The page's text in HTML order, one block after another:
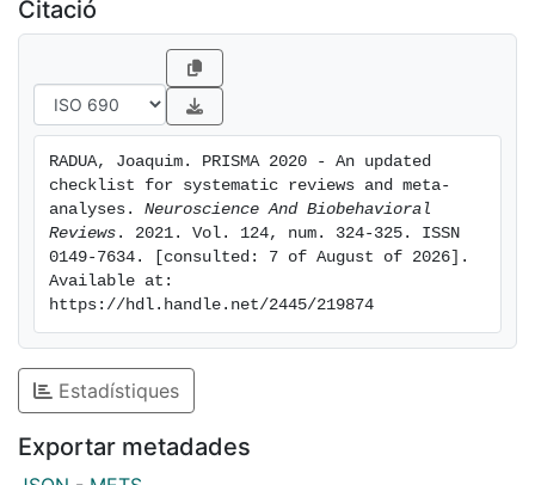
Citació
RADUA, Joaquim. PRISMA 2020 - An updated
checklist for systematic reviews and meta-
analyses. Neuroscience And Biobehavioral
Reviews . 2021. Vol. 124, num. 324-325. ISSN
0149-7634. [consulted: 7 of August of 2026].
Available at:
https://hdl.handle.net/2445/219874
Estadístiques
Exportar metadades